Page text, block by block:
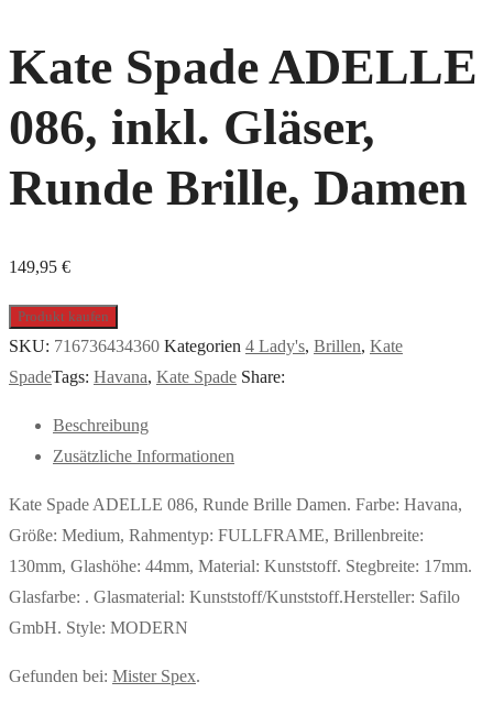
Kate Spade ADELLE
086, inkl. Gläser,
Runde Brille, Damen
149,95 €
Produkt kaufen
SKU: 716736434360 Kategorien 4 Lady's, Brillen, Kate
SpadeTags: Havana, Kate Spade Share:
Beschreibung
Zusätzliche Informationen
Kate Spade ADELLE 086, Runde Brille Damen. Farbe: Havana,
Größe: Medium, Rahmentyp: FULLFRAME, Brillenbreite:
130mm, Glashöhe: 44mm, Material: Kunststoff. Stegbreite: 17mm.
Glasfarbe: . Glasmaterial: Kunststoff/Kunststoff.Hersteller: Safilo
GmbH. Style: MODERN
Gefunden bei: Mister Spex.